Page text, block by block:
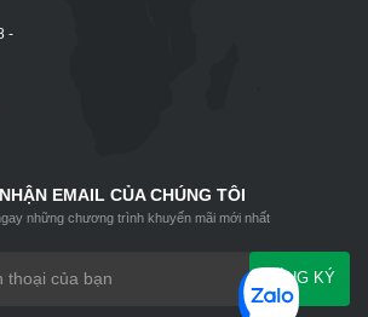
-
EMAIL CỦA CHÚNG TÔI
những chương trình khuyến mãi mới nhất
ĐĂNG KÝ